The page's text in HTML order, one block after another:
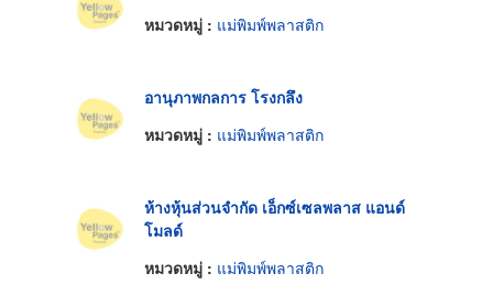
หมวดหมู่ : แม่พิมพ์พลาสติก
อานุภาพกลการ โรงกลึง
หมวดหมู่ : แม่พิมพ์พลาสติก
ห้างหุ้นส่วนจำกัด เอ็กซ์เซลพลาส แอนด์
โมลด์
หมวดหมู่ : แม่พิมพ์พลาสติก